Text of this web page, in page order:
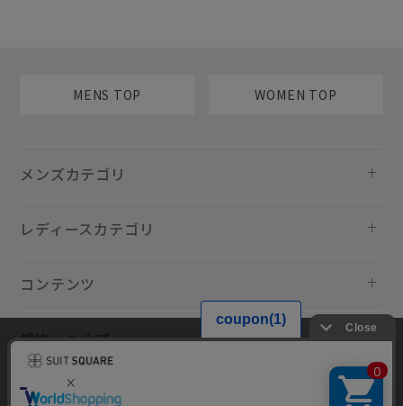
MENS TOP WOMEN TOP
メンズカテゴリ
レディースカテゴリ
コンテンツ
規約・ヘルプ
当サイトでは利用体験の向上およびコンテンツの最適な提供、トラフィ
ックの分析を目的としてCookieを使用しています。サイトの閲覧を継続